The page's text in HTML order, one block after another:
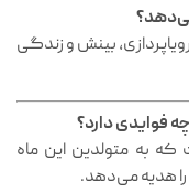
بینش و زندگی
دارد؟
به متولدین این ماه
هدیه می‌دهد.